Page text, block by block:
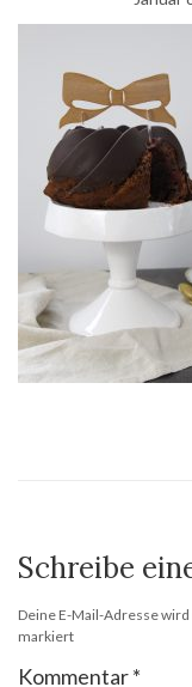
Schreibe
Deine E-Mail-Adresse
markiert
Kommentar*